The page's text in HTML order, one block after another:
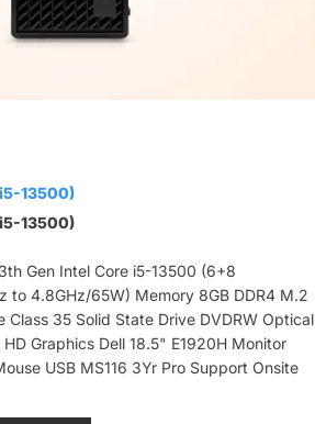
13500)
13500)
Gen Intel Core i5-13500 (6+8
to 4.8GHz/65W) Memory 8GB DDR4 M.2
Class 35 Solid State Drive DVDRW Optical
Graphics Dell 18.5" E1920H Monitor
USB MS116 3Yr Pro Support Onsite